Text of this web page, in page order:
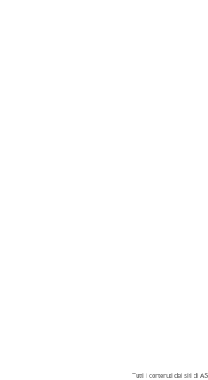
Tutti i contenuti dei siti di